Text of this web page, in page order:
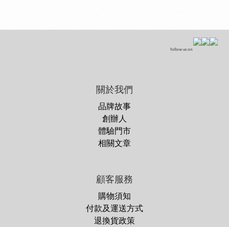
follow us on
關於我們
品牌故事
創辦人
體驗門市
相關文章
顧客服務
購物須知
付款及運送方式
退換貨政策